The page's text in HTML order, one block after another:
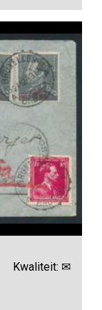
Kwaliteit: ✉